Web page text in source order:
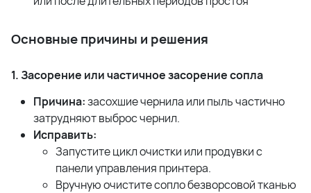
Основные причины и решения
1. Засорение или частичное засорение сопла
Причина:засохшие чернила или пыль частично
затрудняют выброс чернил.
Исправить:
Запустите цикл очистки или продувки с
панели управления принтера.
Вручную очистите сопло безворсовой тканью